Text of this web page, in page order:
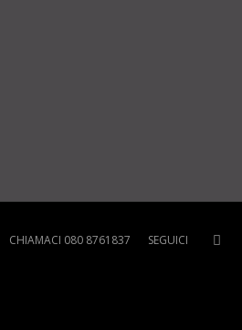
CHIAMACI 080 8761837 SEGUICI